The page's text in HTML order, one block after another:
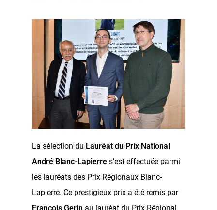
La sélection du Lauréat du Prix National
André Blanc-Lapierre s’est effectuée parmi
les lauréats des Prix Régionaux Blanc-
Lapierre. Ce prestigieux prix a été remis par
François Gerin au lauréat du Prix Régional